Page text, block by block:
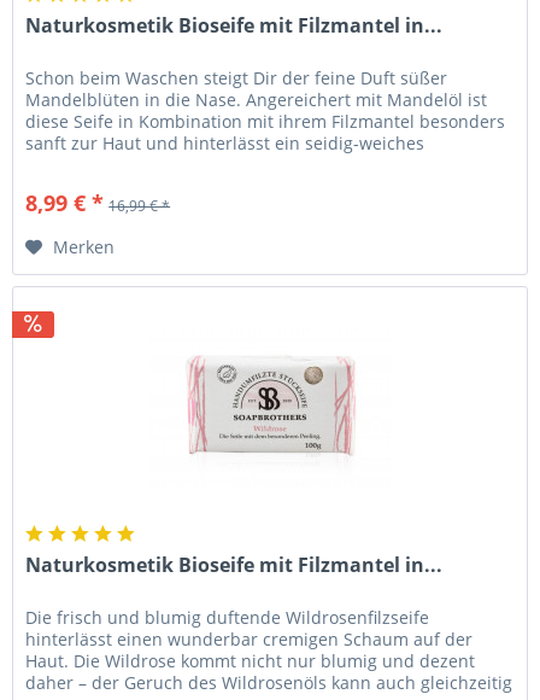
Naturkosmetik Bioseife mit Filzmantel in...
Schon beim Waschen steigt Dir der feine Duft süßer
Mandelblüten in die Nase. Angereichert mit Mandelöl ist
diese Seife in Kombination mit ihrem Filzmantel besonders
sanft zur Haut und hinterlässt ein seidig-weiches
8,99 € * 16,99 € *
Merken
Naturkosmetik Bioseife mit Filzmantel in...
Die frisch und blumig duftende Wildrosenfilzseife
hinterlässt einen wunderbar cremigen Schaum auf der
Haut. Die Wildrose kommt nicht nur blumig und dezent
daher – der Geruch des Wildrosenöls kann auch gleichzeitig